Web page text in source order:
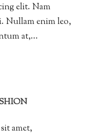
elit. Nam
Nullam enim leo,
at,...
amet,